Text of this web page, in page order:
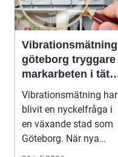
Vibrationsmätning
göteborg tryggare
markarbeten i tät
stadsmiljö
Vibrationsmätning har
blivit en nyckelfråga i
en växande stad som
Göteborg. När nya
bostäder, broar,...